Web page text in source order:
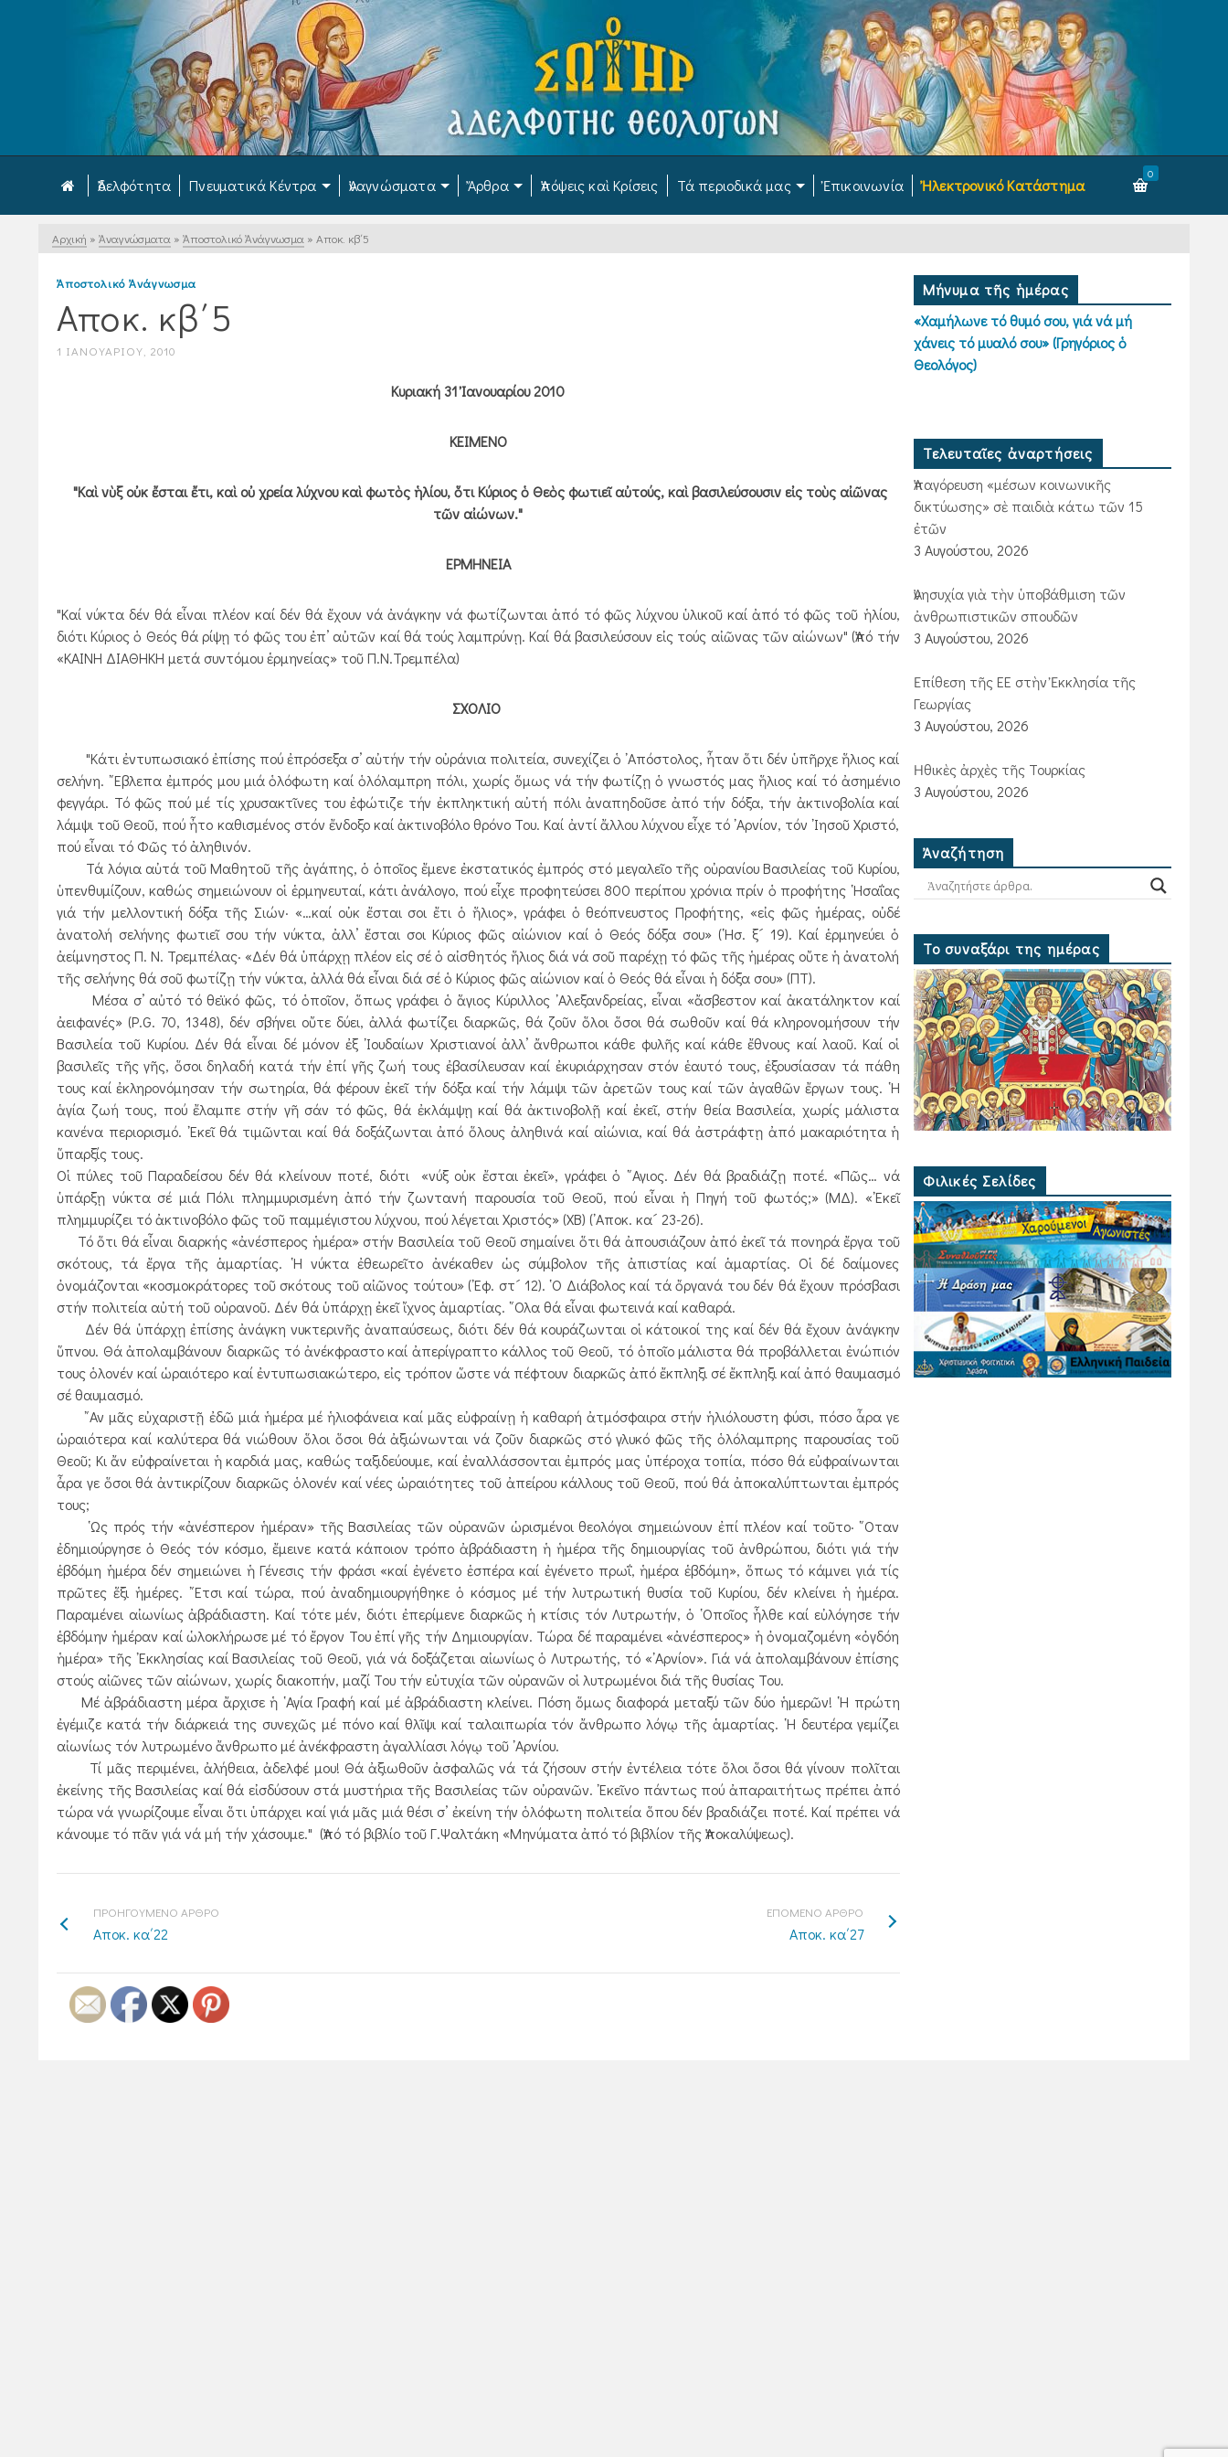
Ἀδελφότητα Πνευματικά Κέντρα Ἀναγνώσματα Ἄρθρα Ἀπόψεις καὶ Κρίσεις Τά περιοδικά μας Ἐπικοινωνία Ἠλεκτρονικό Κατάστημα
0
Αρχική » Ἀναγνώσματα » Ἀποστολικό Ἀνάγνωσμα » Αποκ. κβ΄5
Ἀποστολικό Ἀνάγνωσμα
Αποκ. κβ΄5
1 ΙΑΝΟΥΑΡΊΟΥ, 2010
Κυριακή 31 Ἰανουαρίου 2010
ΚΕΙΜΕΝΟ
"Καὶ νὺξ οὐκ ἔσται ἔτι, καὶ οὐ χρεία λύχνου καὶ φωτὸς ἡλίου, ὅτι Κύριος ὁ Θεὸς φωτιεῖ αὐτούς, καὶ βασιλεύσουσιν εἰς τοὺς αἰῶνας
τῶν αἰώνων."
ΕΡΜΗΝΕΙΑ
"Καί νύκτα δέν θά εἶναι πλέον καί δέν θά ἔχουν νά ἀνάγκην νά φωτίζωνται ἀπό τό φῶς λύχνου ὑλικοῦ καί ἀπό τό φῶς τοῦ ἡλίου,
διότι Κύριος ὁ Θεός θά ρίψῃ τό φῶς του ἐπ’ αὐτῶν καί θά τούς λαμπρύνῃ. Καί θά βασιλεύσουν εἰς τούς αἰῶνας τῶν αἰώνων" (Ἀπό τήν
«ΚΑΙΝΗ ΔΙΑΘΗΚΗ μετά συντόμου ἑρμηνείας» τοῦ Π.Ν.Τρεμπέλα)
ΣΧΟΛΙΟ
"Κάτι ἐντυπωσιακό ἐπίσης πού ἐπρόσεξα σ’ αὐτήν τήν οὐράνια πολιτεία, συνεχίζει ὁ ᾿Απόστολος, ἦταν ὅτι δέν ὑπῆρχε ἥλιος καί
σελήνη. ῎Εβλεπα ἐμπρός μου μιά ὁλόφωτη καί ὁλόλαμπρη πόλι, χωρίς ὅμως νά τήν φωτίζῃ ὁ γνωστός μας ἥλιος καί τό ἀσημένιο
φεγγάρι. Τό φῶς πού μέ τίς χρυσακτῖνες του ἐφώτιζε τήν ἐκπληκτική αὐτή πόλι ἀναπηδοῦσε ἀπό τήν δόξα, τήν ἀκτινοβολία καί
λάμψι τοῦ Θεοῦ, πού ἦτο καθισμένος στόν ἔνδοξο καί ἀκτινοβόλο θρόνο Του. Καί ἀντί ἄλλου λύχνου εἶχε τό ᾿Αρνίον, τόν ᾿Ιησοῦ Χριστό,
πού εἶναι τό Φῶς τό ἀληθινόν.
Τά λόγια αὐτά τοῦ Μαθητοῦ τῆς ἀγάπης, ὁ ὁποῖος ἔμενε ἐκστατικός ἐμπρός στό μεγαλεῖο τῆς οὐρανίου Βασιλείας τοῦ Κυρίου,
ὑπενθυμίζουν, καθώς σημειώνουν οἱ ἑρμηνευταί, κάτι ἀνάλογο, πού εἶχε προφητεύσει 800 περίπου χρόνια πρίν ὁ προφήτης ῾Ησαΐας
γιά τήν μελλοντική δόξα τῆς Σιών· «…καί οὐκ ἔσται σοι ἔτι ὁ ἥλιος», γράφει ὁ θεόπνευστος Προφήτης, «εἰς φῶς ἡμέρας, οὐδέ
ἀνατολή σελήνης φωτιεῖ σου τήν νύκτα, ἀλλ’ ἔσται σοι Κύριος φῶς αἰώνιον καί ὁ Θεός δόξα σου» (῾Ησ. ξ´ 19). Καί ἑρμηνεύει ὁ
ἀείμνηστος Π. Ν. Τρεμπέλας· «Δέν θά ὑπάρχῃ πλέον εἰς σέ ὁ αἰσθητός ἥλιος διά νά σοῦ παρέχῃ τό φῶς τῆς ἡμέρας οὔτε ἡ ἀνατολή
τῆς σελήνης θά σοῦ φωτίζῃ τήν νύκτα, ἀλλά θά εἶναι διά σέ ὁ Κύριος φῶς αἰώνιον καί ὁ Θεός θά εἶναι ἡ δόξα σου» (ΠΤ).
Μέσα σ’ αὐτό τό θεϊκό φῶς, τό ὁποῖον, ὅπως γράφει ὁ ἅγιος Κύριλλος ᾿Αλεξανδρείας, εἶναι «ἄσβεστον καί ἀκατάληκτον καί
ἀειφανές» (Ρ.G. 70, 1348), δέν σβήνει οὔτε δύει, ἀλλά φωτίζει διαρκῶς, θά ζοῦν ὅλοι ὅσοι θά σωθοῦν καί θά κληρονομήσουν τήν
Βασιλεία τοῦ Κυρίου. Δέν θά εἶναι δέ μόνον ἐξ ᾿Ιουδαίων Χριστιανοί ἀλλ’ ἄνθρωποι κάθε φυλῆς καί κάθε ἔθνους καί λαοῦ. Καί οἱ
βασιλεῖς τῆς γῆς, ὅσοι δηλαδή κατά τήν ἐπί γῆς ζωή τους ἐβασίλευσαν καί ἐκυριάρχησαν στόν ἑαυτό τους, ἐξουσίασαν τά πάθη
τους καί ἐκληρονόμησαν τήν σωτηρία, θά φέρουν ἐκεῖ τήν δόξα καί τήν λάμψι τῶν ἀρετῶν τους καί τῶν ἀγαθῶν ἔργων τους. ῾Η
ἁγία ζωή τους, πού ἔλαμπε στήν γῆ σάν τό φῶς, θά ἐκλάμψῃ καί θά ἀκτινοβολῇ καί ἐκεῖ, στήν θεία Βασιλεία, χωρίς μάλιστα
κανένα περιορισμό. ᾿Εκεῖ θά τιμῶνται καί θά δοξάζωνται ἀπό ὅλους ἀληθινά καί αἰώνια, καί θά ἀστράφτῃ ἀπό μακαριότητα ἡ
ὕπαρξίς τους.
Οἱ πύλες τοῦ Παραδείσου δέν θά κλείνουν ποτέ, διότι «νύξ οὐκ ἔσται ἐκεῖ», γράφει ὁ ῞Αγιος. Δέν θά βραδιάζῃ ποτέ. «Πῶς… νά
ὑπάρξῃ νύκτα σέ μιά Πόλι πλημμυρισμένη ἀπό τήν ζωντανή παρουσία τοῦ Θεοῦ, πού εἶναι ἡ Πηγή τοῦ φωτός;» (ΜΔ). «᾿Εκεῖ
πλημμυρίζει τό ἀκτινοβόλο φῶς τοῦ παμμέγιστου λύχνου, πού λέγεται Χριστός» (ΧΒ) (᾿Αποκ. κα´ 23-26).
Τό ὅτι θά εἶναι διαρκής «ἀνέσπερος ἡμέρα» στήν Βασιλεία τοῦ Θεοῦ σημαίνει ὅτι θά ἀπουσιάζουν ἀπό ἐκεῖ τά πονηρά ἔργα τοῦ
σκότους, τά ἔργα τῆς ἁμαρτίας. ῾Η νύκτα ἐθεωρεῖτο ἀνέκαθεν ὡς σύμβολον τῆς ἀπιστίας καί ἁμαρτίας. Οἱ δέ δαίμονες
ὀνομάζονται «κοσμοκράτορες τοῦ σκότους τοῦ αἰῶνος τούτου» (᾿Εφ. στ´ 12). ῾Ο Διάβολος καί τά ὄργανά του δέν θά ἔχουν πρόσβασι
στήν πολιτεία αὐτή τοῦ οὐρανοῦ. Δέν θά ὑπάρχῃ ἐκεῖ ἴχνος ἁμαρτίας. ῞Ολα θά εἶναι φωτεινά καί καθαρά.
Δέν θά ὑπάρχῃ ἐπίσης ἀνάγκη νυκτερινῆς ἀναπαύσεως, διότι δέν θά κουράζωνται οἱ κάτοικοί της καί δέν θά ἔχουν ἀνάγκην
ὕπνου. Θά ἀπολαμβάνουν διαρκῶς τό ἀνέκφραστο καί ἀπερίγραπτο κάλλος τοῦ Θεοῦ, τό ὁποῖο μάλιστα θά προβάλλεται ἐνώπιόν
τους ὁλονέν καί ὡραιότερο καί ἐντυπωσιακώτερο, εἰς τρόπον ὥστε νά πέφτουν διαρκῶς ἀπό ἔκπληξι σέ ἔκπληξι καί ἀπό θαυμασμό
σέ θαυμασμό.
῎Αν μᾶς εὐχαριστῇ ἐδῶ μιά ἡμέρα μέ ἡλιοφάνεια καί μᾶς εὐφραίνῃ ἡ καθαρή ἀτμόσφαιρα στήν ἡλιόλουστη φύσι, πόσο ἆρα γε
ὡραιότερα καί καλύτερα θά νιώθουν ὅλοι ὅσοι θά ἀξιώνωνται νά ζοῦν διαρκῶς στό γλυκό φῶς τῆς ὁλόλαμπρης παρουσίας τοῦ
Θεοῦ; Κι ἄν εὐφραίνεται ἡ καρδιά μας, καθώς ταξιδεύουμε, καί ἐναλλάσσονται ἐμπρός μας ὑπέροχα τοπία, πόσο θά εὐφραίνωνται
ἆρα γε ὅσοι θά ἀντικρίζουν διαρκῶς ὁλονέν καί νέες ὡραιότητες τοῦ ἀπείρου κάλλους τοῦ Θεοῦ, πού θά ἀποκαλύπτωνται ἐμπρός
τους;
῾Ως πρός τήν «ἀνέσπερον ἡμέραν» τῆς Βασιλείας τῶν οὐρανῶν ὡρισμένοι θεολόγοι σημειώνουν ἐπί πλέον καί τοῦτο· ῞Οταν
ἐδημιούργησε ὁ Θεός τόν κόσμο, ἔμεινε κατά κάποιον τρόπο ἀβράδιαστη ἡ ἡμέρα τῆς δημιουργίας τοῦ ἀνθρώπου, διότι γιά τήν
ἑβδόμη ἡμέρα δέν σημειώνει ἡ Γένεσις τήν φράσι «καί ἐγένετο ἑσπέρα καί ἐγένετο πρωΐ, ἡμέρα ἑβδόμη», ὅπως τό κάμνει γιά τίς
πρῶτες ἕξι ἡμέρες. ῎Ετσι καί τώρα, πού ἀναδημιουργήθηκε ὁ κόσμος μέ τήν λυτρωτική θυσία τοῦ Κυρίου, δέν κλείνει ἡ ἡμέρα.
Παραμένει αἰωνίως ἀβράδιαστη. Καί τότε μέν, διότι ἐπερίμενε διαρκῶς ἡ κτίσις τόν Λυτρωτήν, ὁ ῾Οποῖος ἦλθε καί εὐλόγησε τήν
ἑβδόμην ἡμέραν καί ὡλοκλήρωσε μέ τό ἔργον Του ἐπί γῆς τήν Δημιουργίαν. Τώρα δέ παραμένει «ἀνέσπερος» ἡ ὀνομαζομένη «ὀγδόη
ἡμέρα» τῆς ᾿Εκκλησίας καί Βασιλείας τοῦ Θεοῦ, γιά νά δοξάζεται αἰωνίως ὁ Λυτρωτής, τό «᾿Αρνίον». Γιά νά ἀπολαμβάνουν ἐπίσης
στούς αἰῶνες τῶν αἰώνων, χωρίς διακοπήν, μαζί Του τήν εὐτυχία τῶν οὐρανῶν οἱ λυτρωμένοι διά τῆς θυσίας Του.
Μέ ἀβράδιαστη μέρα ἄρχισε ἡ ῾Αγία Γραφή καί μέ ἀβράδιαστη κλείνει. Πόση ὅμως διαφορά μεταξύ τῶν δύο ἡμερῶν! ῾Η πρώτη
ἐγέμιζε κατά τήν διάρκειά της συνεχῶς μέ πόνο καί θλῖψι καί ταλαιπωρία τόν ἄνθρωπο λόγῳ τῆς ἁμαρτίας. ῾Η δευτέρα γεμίζει
αἰωνίως τόν λυτρωμένο ἄνθρωπο μέ ἀνέκφραστη ἀγαλλίασι λόγῳ τοῦ ᾿Αρνίου.
Τί μᾶς περιμένει, ἀλήθεια, ἀδελφέ μου! Θά ἀξιωθοῦν ἀσφαλῶς νά τά ζήσουν στήν ἐντέλεια τότε ὅλοι ὅσοι θά γίνουν πολῖται
ἐκείνης τῆς Βασιλείας καί θά εἰσδύσουν στά μυστήρια τῆς Βασιλείας τῶν οὐρανῶν. ᾿Εκεῖνο πάντως πού ἀπαραιτήτως πρέπει ἀπό
τώρα νά γνωρίζουμε εἶναι ὅτι ὑπάρχει καί γιά μᾶς μιά θέσι σ’ ἐκείνη τήν ὁλόφωτη πολιτεία ὅπου δέν βραδιάζει ποτέ. Καί πρέπει νά
κάνουμε τό πᾶν γιά νά μή τήν χάσουμε." (Ἀπό τό βιβλίο τοῦ Γ.Ψαλτάκη «Μηνύματα ἀπό τό βιβλίον τῆς Ἀποκαλύψεως).
ΠΡΟΗΓΟΥΜΕΝΟ ΑΡΘΡΟ
Αποκ. κα΄22
ΕΠΟΜΕΝΟ ΑΡΘΡΟ
Αποκ. κα΄27
Μήνυμα τῆς ἡμέρας
«Χαμήλωνε τό θυμό σου, γιά νά μή
χάνεις τό μυαλό σου» (Γρηγόριος ὁ
Θεολόγος)
Τελευταῖες ἀναρτήσεις
Ἀπαγόρευση «μέσων κοινωνικῆς
δικτύωσης» σὲ παιδιὰ κάτω τῶν 15
ἐτῶν
3 Αυγούστου, 2026
Ἀνησυχία γιὰ τὴν ὑποβάθμιση τῶν
ἀνθρωπιστικῶν σπουδῶν
3 Αυγούστου, 2026
Ἐπίθεση τῆς ΕΕ στὴν Ἐκκλησία τῆς
Γεωργίας
3 Αυγούστου, 2026
Ἠθικὲς ἀρχὲς τῆς Τουρκίας
3 Αυγούστου, 2026
Ἀναζήτηση
Το συναξάρι της ημέρας
Φιλικές Σελίδες